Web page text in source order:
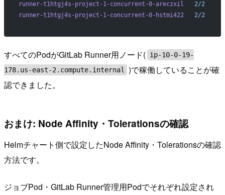
runner-t1htgj4s-project-1-concurrent-0-areczxil
   2/2
runner-t1htgj4s-project-1-concurrent-0-hstmi422
   2/2
すべてのPodがGitLab Runner用ノード( ip-10-0-19-
178.us-east-2.compute.internal
)で稼働していることが確
認できました。
おまけ: Node Affinity・Tolerationsの確認
Helmチャート側で設定したNode Affinity・Tolerationsの確認
方法です。
ジョブPod・GitLab Runner管理用Podでそれぞれ設定され